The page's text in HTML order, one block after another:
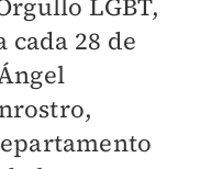
LGBT,
cada 28 de